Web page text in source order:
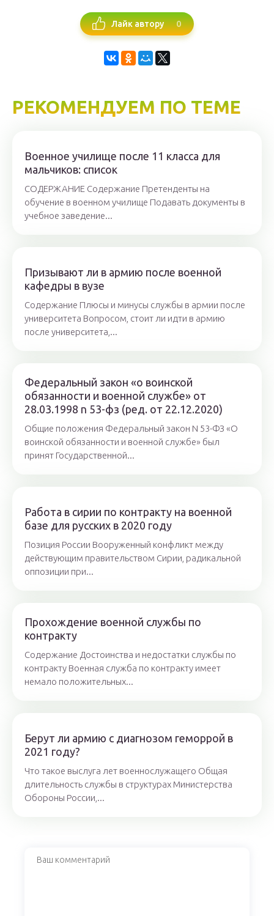
Лайк автору 0
РЕКОМЕНДУЕМ ПО ТЕМЕ
Военное училище после 11 класса для
мальчиков: список
СОДЕРЖАНИЕ Содержание Претенденты на
обучение в военном училище Подавать документы в
учебное заведение...
Призывают ли в армию после военной
кафедры в вузе
Содержание Плюсы и минусы службы в армии после
университета Вопросом, стоит ли идти в армию
после университета,...
Федеральный закон «о воинской
обязанности и военной службе» от
28.03.1998 n 53-фз (ред. от 22.12.2020)
Общие положения Федеральный закон N 53-ФЗ «О
воинской обязанности и военной службе» был
принят Государственной...
Работа в сирии по контракту на военной
базе для русских в 2020 году
Позиция России Вооруженный конфликт между
действующим правительством Сирии, радикальной
оппозиции при...
Прохождение военной службы по
контракту
Содержание Достоинства и недостатки службы по
контракту Военная служба по контракту имеет
немало положительных...
Берут ли армию с диагнозом геморрой в
2021 году?
Что такое выслуга лет военнослужащего Общая
длительность службы в структурах Министерства
Обороны России,...